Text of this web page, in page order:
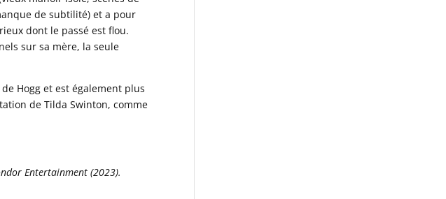
de subtilité) et a pour
dont le passé est flou.
sur sa mère, la seule
Hogg et est également plus
de Tilda Swinton, comme
Entertainment (2023).